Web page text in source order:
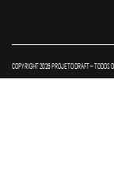
COPYRIGHT 2026 PROJETO DRAFT – TODOS